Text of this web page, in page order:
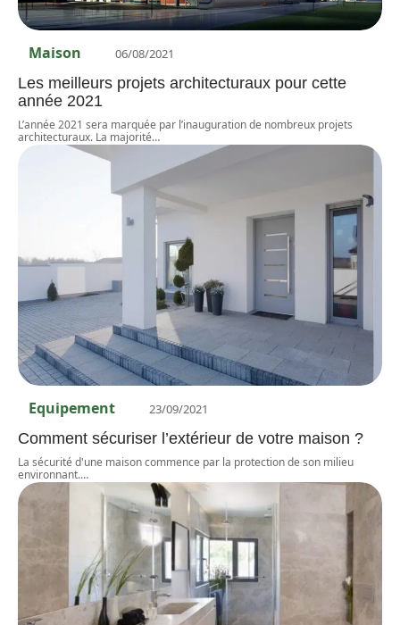
Maison 06/08/2021
Les meilleurs projets architecturaux pour cette
année 2021
L’année 2021 sera marquée par l’inauguration de nombreux projets
architecturaux. La majorité…
Equipement 23/09/2021
Comment sécuriser l’extérieur de votre maison ?
La sécurité d'une maison commence par la protection de son milieu
environnant.…